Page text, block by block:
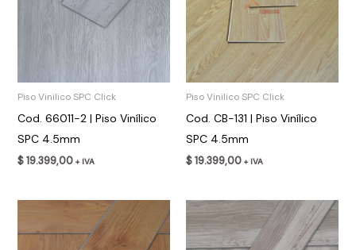
Piso Vinilico SPC Click
Cod. 66011-2 | Piso Vinílico
SPC 4.5mm
$19.399,00 + IVA
Piso Vinilico SPC Click
Cod. CB-131 | Piso Vinílico
SPC 4.5mm
$19.399,00 + IVA